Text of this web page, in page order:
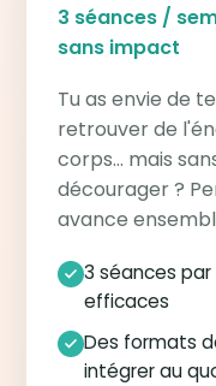
3 séances /
sans impact
Tu as envie de
retrouver de
corps… mais
décourager ?
avance
3 séances
efficaces
Des formats
intégrer au